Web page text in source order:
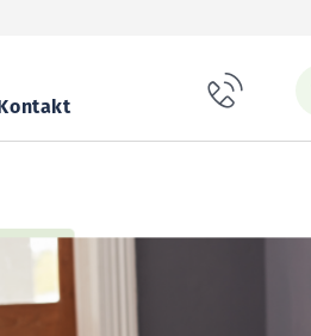
Kontakt